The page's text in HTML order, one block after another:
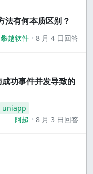
有何本质区别？
攀越软件 8 月 4 日回答
功事件并发导致的
uniapp
阿超
8 月 3 日回答